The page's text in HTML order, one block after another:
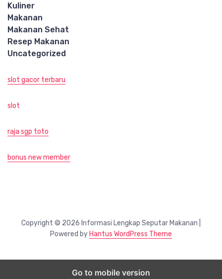
Kuliner
Makanan
Makanan Sehat
Resep Makanan
Uncategorized
slot gacor terbaru
slot
raja sgp toto
bonus new member
Copyright © 2026 Informasi Lengkap Seputar Makanan |
Powered by Hantus WordPress Theme
Go to mobile version